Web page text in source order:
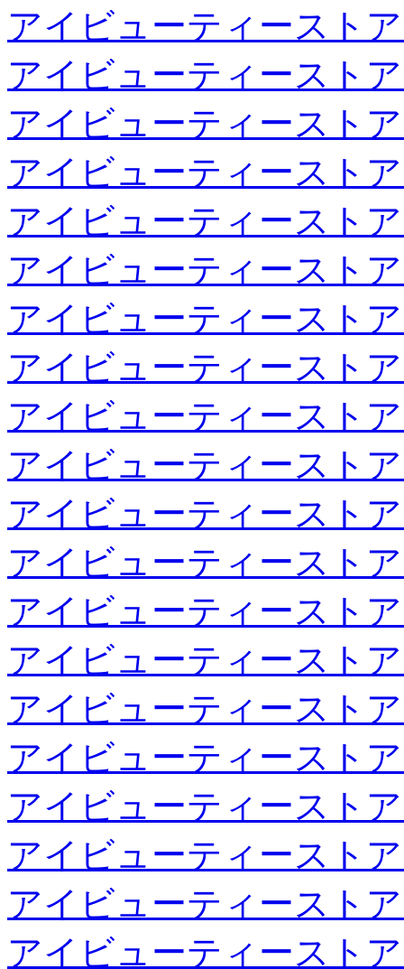
アイビューティースト
アイビューティースト
アイビューティースト
アイビューティースト
アイビューティースト
アイビューティースト
アイビューティースト
アイビューティースト
アイビューティースト
アイビューティースト
アイビューティースト
アイビューティースト
アイビューティースト
アイビューティースト
アイビューティースト
アイビューティースト
アイビューティースト
アイビューティースト
アイビューティースト
アイビューティースト